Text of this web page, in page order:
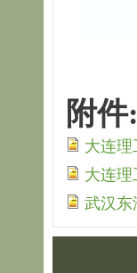
附件:
大连理
大连理
武汉东